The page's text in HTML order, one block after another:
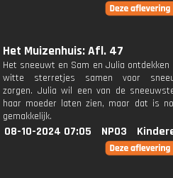
Het Muizenhuis: Afl. 47
Het sneeuwt en Sam en Julia ontdekken
witte sterretjes samen voor
zorgen. Julia wil een van de
haar moeder laten zien, maar dat is
gemakkelijk.
08-10-2024 07:05 NPO3